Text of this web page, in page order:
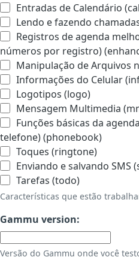
Entradas de Calendário
Lendo e fazendo
Registros de agenda
números por registro)
Manipulação de Arquivos
Informações do Celular
Logotipos (logo)
Mensagem Multimedia
Funções básicas da
telefone) (phonebook)
Toques (ringtone)
Enviando e salvando SMS
Tarefas (todo)
Características que estão
Gammu version:
Versão do Gammu onde você